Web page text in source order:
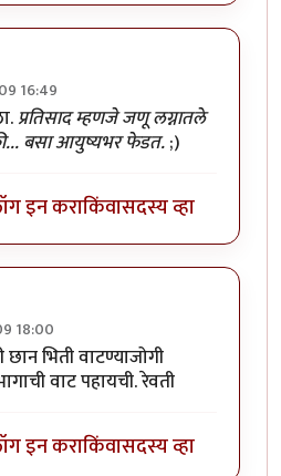
16:49
प्रतिसाद म्हणजे जणू लग्नातले
बसा आयुष्यभर फेडत.;)
इन कराकिंवासदस्य व्हा
18:00
छान भिती वाटण्याजोगी
वाट पहायची. रेवती
इन कराकिंवासदस्य व्हा